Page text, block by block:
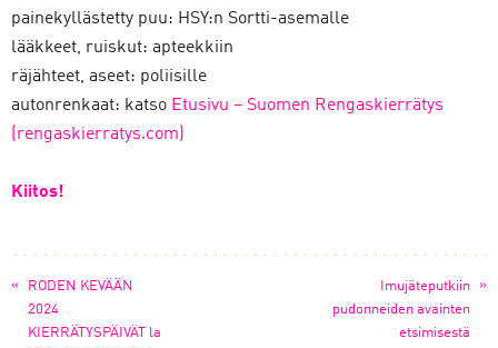
painekyllästetty puu: HSY:n Sortti-asemalle
lääkkeet, ruiskut: apteekkiin
räjähteet, aseet: poliisille
autonrenkaat: katso Etusivu – Suomen Rengaskierrätys
(rengaskierratys.com)
Kiitos!
«
RODEN KEVÄÄN
2024
KIERRÄTYSPÄIVÄT la
Imujäteputkiin
pudonneiden avainten
etsimisestä
»